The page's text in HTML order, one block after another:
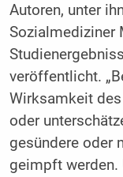
Autoren, unter
Sozialmediziner
veröffentlicht.
Wirksamkeit
oder
gesündere oder
geimpft werden.